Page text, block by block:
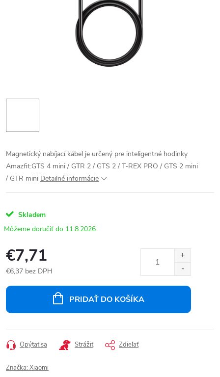
Magnetický nabíjací kábel je určený pre inteligentné hodinky
Amazfit:GTS 4 mini / GTR 2 / GTS 2 / T-REX PRO / GTS 2 mini
/ GTR mini Detailné informácie
Skladem
11.8.2026
€7,71
€6,37 bez DPH
PRIDAŤ DO KOŠÍKA
Opýtať sa Strážiť Zdieľať
Značka: Xiaomi